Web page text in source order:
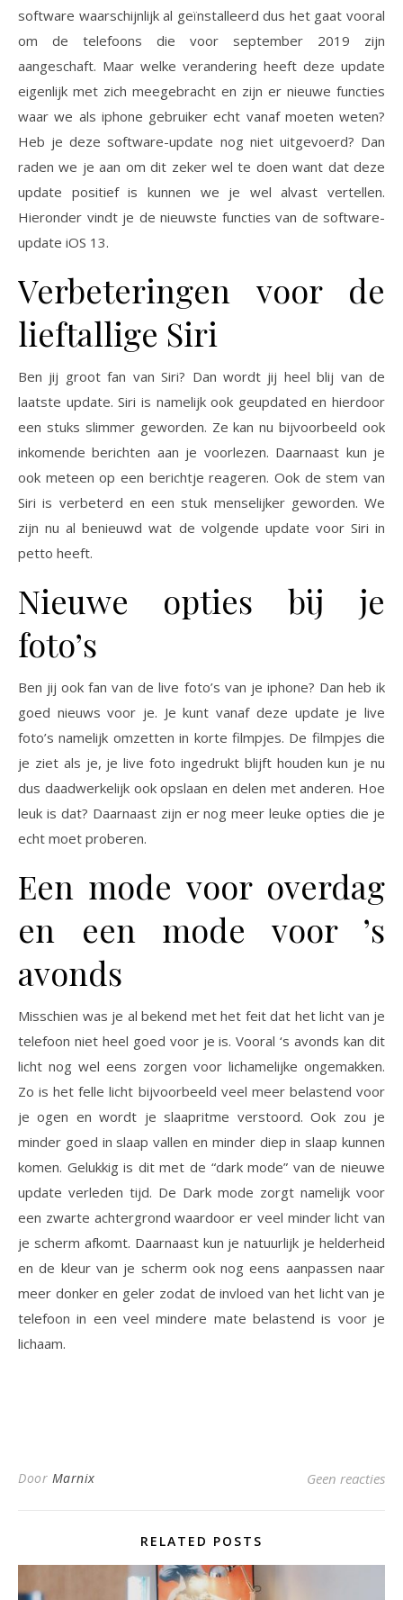
software waarschijnlijk al geïnstalleerd dus het gaat vooral
om de telefoons die voor september 2019 zijn
aangeschaft. Maar welke verandering heeft deze update
eigenlijk met zich meegebracht en zijn er nieuwe functies
waar we als iphone gebruiker echt vanaf moeten weten?
Heb je deze software-update nog niet uitgevoerd? Dan
raden we je aan om dit zeker wel te doen want dat deze
update positief is kunnen we je wel alvast vertellen.
Hieronder vindt je de nieuwste functies van de software-
update iOS 13.
Verbeteringen voor de
lieftallige Siri
Ben jij groot fan van Siri? Dan wordt jij heel blij van de
laatste update. Siri is namelijk ook geupdated en hierdoor
een stuks slimmer geworden. Ze kan nu bijvoorbeeld ook
inkomende berichten aan je voorlezen. Daarnaast kun je
ook meteen op een berichtje reageren. Ook de stem van
Siri is verbeterd en een stuk menselijker geworden. We
zijn nu al benieuwd wat de volgende update voor Siri in
petto heeft.
Nieuwe opties bij je
foto’s
Ben jij ook fan van de live foto’s van je iphone? Dan heb ik
goed nieuws voor je. Je kunt vanaf deze update je live
foto’s namelijk omzetten in korte filmpjes. De filmpjes die
je ziet als je, je live foto ingedrukt blijft houden kun je nu
dus daadwerkelijk ook opslaan en delen met anderen. Hoe
leuk is dat? Daarnaast zijn er nog meer leuke opties die je
echt moet proberen.
Een mode voor overdag
en een mode voor ’s
avonds
Misschien was je al bekend met het feit dat het licht van je
telefoon niet heel goed voor je is. Vooral ‘s avonds kan dit
licht nog wel eens zorgen voor lichamelijke ongemakken.
Zo is het felle licht bijvoorbeeld veel meer belastend voor
je ogen en wordt je slaapritme verstoord. Ook zou je
minder goed in slaap vallen en minder diep in slaap kunnen
komen. Gelukkig is dit met de “dark mode” van de nieuwe
update verleden tijd. De Dark mode zorgt namelijk voor
een zwarte achtergrond waardoor er veel minder licht van
je scherm afkomt. Daarnaast kun je natuurlijk je helderheid
en de kleur van je scherm ook nog eens aanpassen naar
meer donker en geler zodat de invloed van het licht van je
telefoon in een veel mindere mate belastend is voor je
lichaam.
Door Marnix Geen reacties
RELATED POSTS